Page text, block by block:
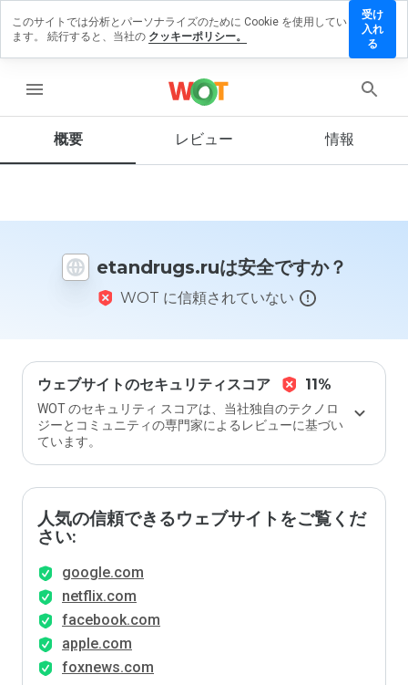
menu
概要 レビュー 情報
etandrugs.ruは安全ですか？
WOT に信頼されていない
ウェブサイトのセキュリティスコア 11%
WOT のセキュリティ スコアは、当社独自のテクノロ
ジーとコミュニティの専門家によるレビューに基づい
ています。
人気の信頼できるウェブサイトをご覧くだ
さい:
google.com
netflix.com
facebook.com
apple.com
foxnews.com
ビュー
す
この
イト
価し
ます
か？
このサイトでは分析とパーソナライズのために Cookie を使用してい
ます。 続行すると、当社の クッキーポリシー。
受け
入れ
る